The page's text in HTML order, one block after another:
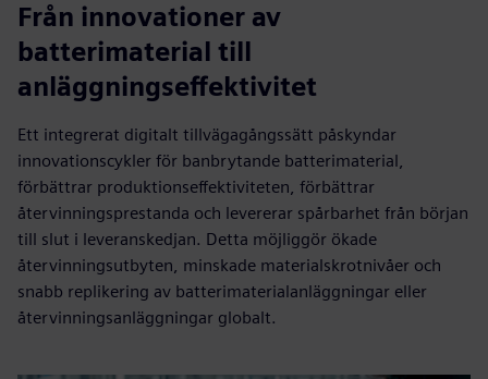
Från innovationer av
batterimaterial till
anläggningseffektivitet
Ett integrerat digitalt tillvägagångssätt påskyndar
innovationscykler för banbrytande batterimaterial,
förbättrar produktionseffektiviteten, förbättrar
återvinningsprestanda och levererar spårbarhet från början
till slut i leveranskedjan. Detta möjliggör ökade
återvinningsutbyten, minskade materialskrotnivåer och
snabb replikering av batterimaterialanläggningar eller
återvinningsanläggningar globalt.